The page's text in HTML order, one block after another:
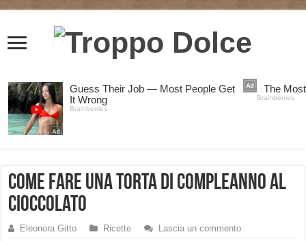
Come fare una torta di compleanno al
cioccolato
Eleonora Gitto Ricette Lascia un commento